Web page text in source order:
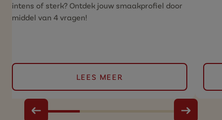
intens of sterk? Ontdek jouw smaakprofiel door
middel van 4 vragen!
LEES MEER